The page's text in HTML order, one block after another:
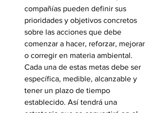
compañías pueden definir sus
prioridades y objetivos concretos
sobre las acciones que debe
comenzar a hacer, reforzar, mejorar
o corregir en materia ambiental.
Cada una de estas metas debe ser
específica, medible, alcanzable y
tener un plazo de tiempo
establecido. Así tendrá una